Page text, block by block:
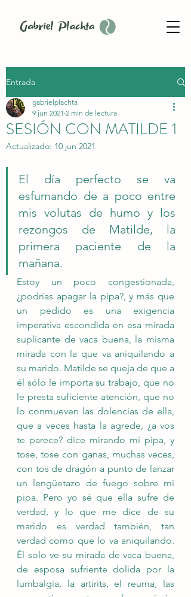
Entrada
SESIÓN CON MATILDE 1
gabrielplachta
9 jun 2021 2 min de lectura
Actualizado: 10 jun 2021
El día perfecto se va
esfumando de a poco entre
mis volutas de humo y los
rezongos de Matilde, la
primera paciente de la
mañana.
Estoy un poco congestionada,
¿podrías apagar la pipa?, y más que
un pedido es una exigencia
imperativa escondida en esa mirada
suplicante de vaca buena, la misma
mirada con la que va aniquilando a
su marido. Matilde se queja de que a
él sólo le importa su trabajo, que no
le presta suficiente atención, que no
lo conmueven las dolencias de ella,
que a veces hasta la agrede, ¿a vos
te parece? dice mirando mi pipa, y
tose, tose con ganas, muchas veces,
con tos de dragón a punto de lanzar
un lengüetazo de fuego sobre mi
pipa. Pero yo sé que ella sufre de
verdad, y lo que me dice de su
marido es verdad también, tan
verdad como que lo va aniquilando.
Él solo ve su mirada de vaca buena,
de esposa sufriente dolida por la
lumbalgia, la artirits, el reuma, las